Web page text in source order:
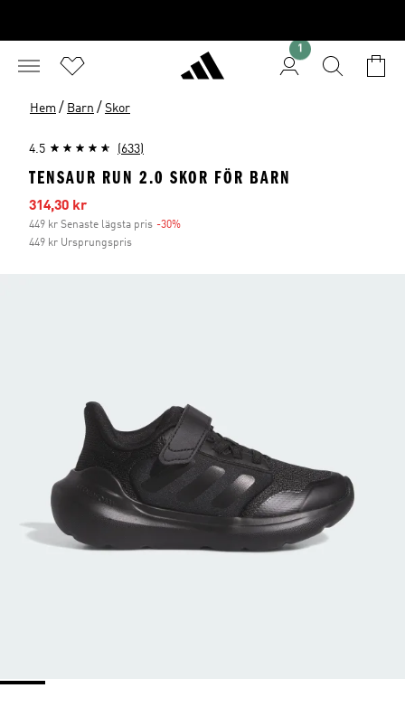
1
Hem / Barn / Skor
4.5 (633)
TENSAUR RUN 2.0 SKOR FÖR BARN
Reapris
314,30 kr
449 kr Senaste lägsta pris -30%
449 kr Ursprungspris